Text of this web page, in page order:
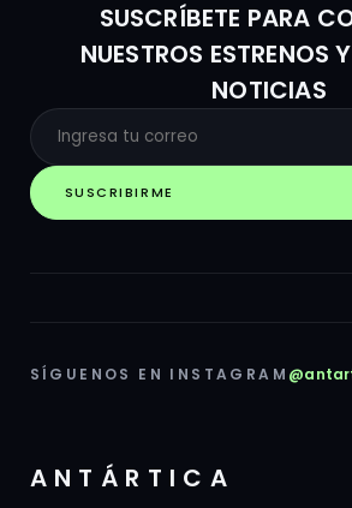
SUSCRÍBETE PARA
NUESTROS ESTRENOS
NOTICIAS
SUSCRIBIRME
SÍGUENOS EN INSTAGRAM
ANTÁRTICA